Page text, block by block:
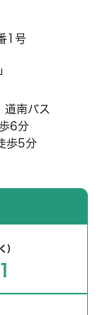
1号
道南バス
6分
歩5分
）